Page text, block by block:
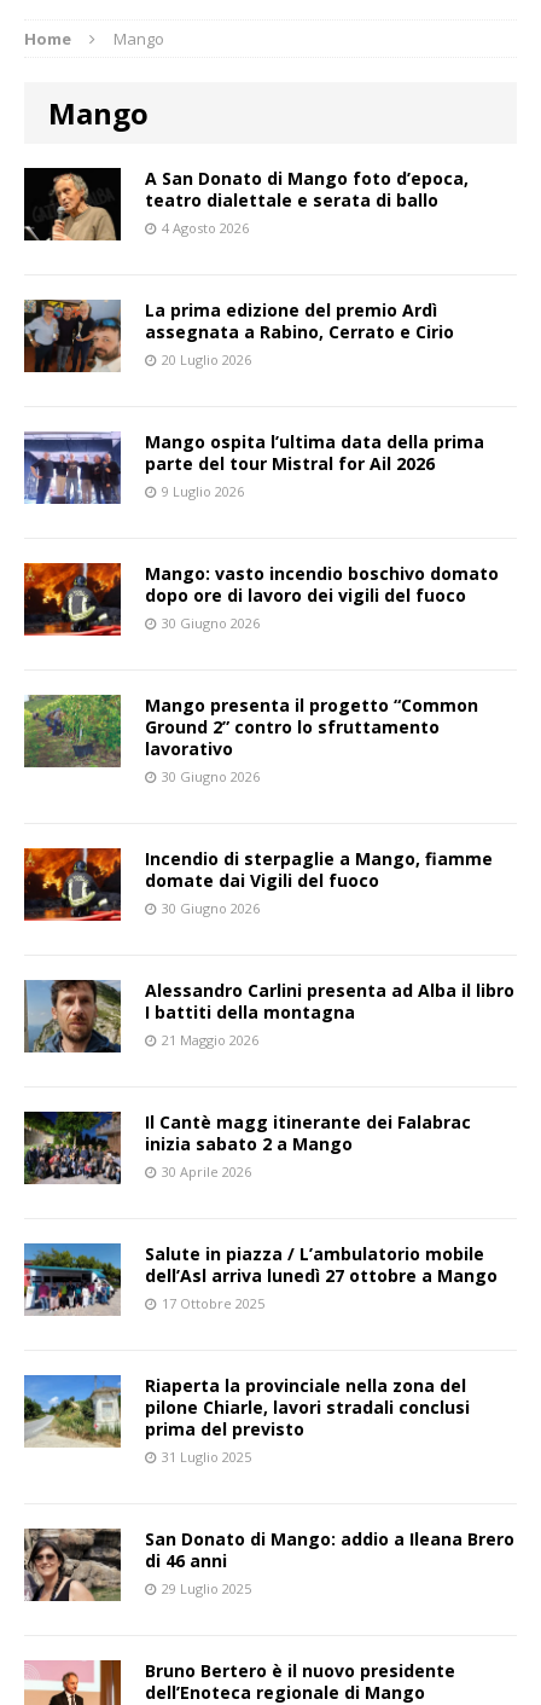
Home Mango
Mango
A San Donato di Mango foto d’epoca,
teatro dialettale e serata di ballo
4 Agosto 2026
La prima edizione del premio Ardì
assegnata a Rabino, Cerrato e Cirio
20 Luglio 2026
Mango ospita l’ultima data della prima
parte del tour Mistral for Ail 2026
9 Luglio 2026
Mango: vasto incendio boschivo domato
dopo ore di lavoro dei vigili del fuoco
30 Giugno 2026
Mango presenta il progetto “Common
Ground 2” contro lo sfruttamento
lavorativo
30 Giugno 2026
Incendio di sterpaglie a Mango, fiamme
domate dai Vigili del fuoco
30 Giugno 2026
Alessandro Carlini presenta ad Alba il libro
I battiti della montagna
21 Maggio 2026
Il Cantè magg itinerante dei Falabrac
inizia sabato 2 a Mango
30 Aprile 2026
Salute in piazza / L’ambulatorio mobile
dell’Asl arriva lunedì 27 ottobre a Mango
17 Ottobre 2025
Riaperta la provinciale nella zona del
pilone Chiarle, lavori stradali conclusi
prima del previsto
31 Luglio 2025
San Donato di Mango: addio a Ileana Brero
di 46 anni
29 Luglio 2025
Bruno Bertero è il nuovo presidente
dell’Enoteca regionale di Mango